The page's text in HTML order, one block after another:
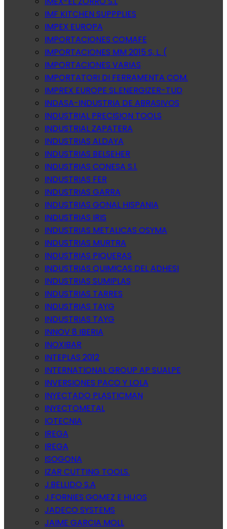
IMF KITCHEN SUPPPLIES
IMPEX EUROPA
IMPORTACIONES COMAFE
IMPORTACIONES MM 2015 S, L. (
IMPORTACIONES VARIAS
IMPORTATORI DI FERRAMENTA COM.
IMPREX EUROPE SL.ENERGIZER-TUD
INDASA-INDUSTRIA DE ABRASIVOS
INDUSTRIAL PRECISION TOOLS
INDUSTRIAL ZAPATERA
INDUSTRIAS ALDAYA
INDUSTRIAS BELSEHER
INDUSTRIAS CONESA S.l.
INDUSTRIAS FER
INDUSTRIAS GARRA
INDUSTRIAS GONAL HISPANIA
INDUSTRIAS IRIS
INDUSTRIAS METALICAS OSYMA
INDUSTRIAS MURTRA
INDUSTRIAS PIQUERAS
INDUSTRIAS QUIMICAS DEL ADHESI
INDUSTRIAS SUMIPLAS
INDUSTRIAS TARRES
INDUSTRIAS TAYG
INDUSTRIAS TAYG
INNOV 8 IBERIA
INOXIBAR
INTEPLAS 2012
INTERNATIONAL GROUP AP SUALPE
INVERSIONES PACO Y LOLA
INYECTADO PLASTICMAN
INYECTOMETAL
IOTECNIA
IREGA
IREGA
ISOGONA
IZAR CUTTING TOOLS.
J.BELLIDO S.A
J.FORNIES GOMEZ E HIJOS
JADECO SYSTEMS
JAIME GARCIA MOLL